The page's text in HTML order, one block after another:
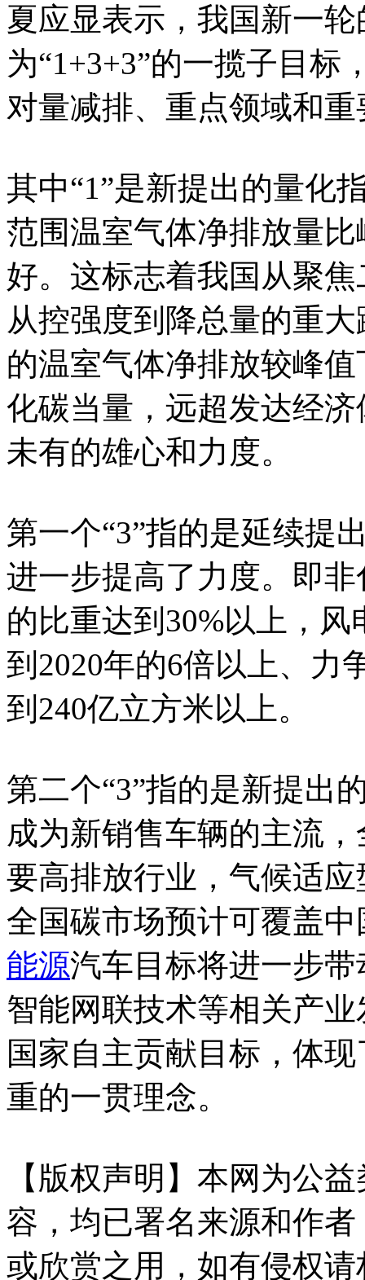
夏应显表示，我国新一
为“1+3+3”的一揽子目标
对量减排、重点领域和
其中“1”是新提出的量化
范围温室气体净排放量
好。这标志着我国从聚
从控强度到降总量的重
的温室气体净排放较峰
化碳当量，远超发达经
未有的雄心和力度。
第一个“3”指的是延续提
进一步提高了力度。即
的比重达到30%以上，
到2020年的6倍以上、力
到240亿立方米以上。
第二个“3”指的是新提出
成为新销售车辆的主流
要高排放行业，气候适
全国碳市场预计可覆盖
能源汽车目标将进一步
智能网联技术等相关产
国家自主贡献目标，体
重的一贯理念。
【版权声明】本网为公
容，均已署名来源和作
或欣赏之用，如有侵权